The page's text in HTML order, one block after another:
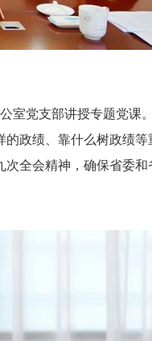
党支部讲授专题党课。
政绩、靠什么树政绩等
全会精神，确保省委